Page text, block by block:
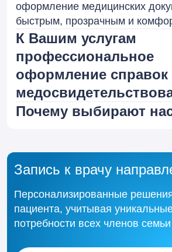
оформление медицинских
быстрым, прозрачным и
К Вашим услугам
профессиональное
оформление справок
Почему выбирают
Запись к врачу
Персонализированные
пациента, учитывая
потребности всех членов семьи